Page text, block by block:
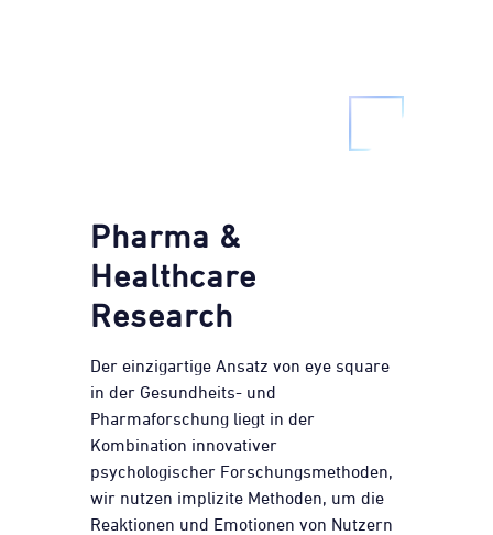
Pharma &
Healthcare
Research
Der einzigartige Ansatz von eye square
in der Gesundheits- und
Pharmaforschung liegt in der
Kombination innovativer
psychologischer Forschungsmethoden,
wir nutzen implizite Methoden, um die
Reaktionen und Emotionen von Nutzern